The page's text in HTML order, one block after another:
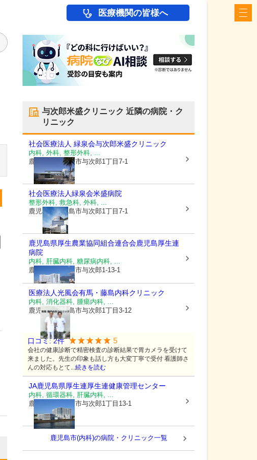
医療機関の皆様へ
与次郎米盛クリニック 近隣の病院・ク
リニック
社会医療法人 緑泉会与次郎米盛クリニック
内科, 外科, 整形外科, ...
鹿児島県鹿児島市与次郎1丁目7-1
社会医療法人緑泉会米盛病院
整形外科, 救急科, 外科, ...
鹿児島県鹿児島市与次郎1丁目7-1
鹿児島県厚生農業協同組合連合会鹿児島厚生連
病院
内科, 肝臓内科, 糖尿病内科, ...
鹿児島県鹿児島市与次郎1-13-1
医療法人光風会有馬・藤島内科クリニック
内科, 消化器科, 腫瘍内科, ...
鹿児島県鹿児島市与次郎1丁目3-12
口コミ:2件 5
会社の健康診断で精密検査の診断結果で胃カメラを受けて
来ました。先生の印象も話し方も大変丁寧で受付 看護師さ
んの対応もとて...続きを読む
JA鹿児島県厚生連厚生連健康管理センター
内科, 循環器科, 肝臓内科, ...
鹿児島県鹿児島市与次郎1丁目13-1
鹿児島市(内科)の病院・クリニック一覧